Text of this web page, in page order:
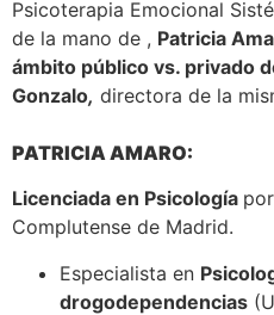
Psicoterapia Emocional
de la mano de , Patricia
ámbito público vs. privado
Gonzalo, directora de la
PATRICIA AMARO:
Licenciada en Psicología
Complutense de Madrid.
Especialista en
drogodependencias